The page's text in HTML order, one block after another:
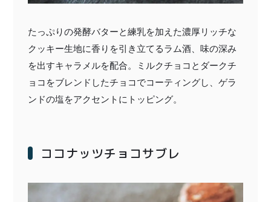
たっぷりの発酵バターと練乳を加えた濃厚リッチな
クッキー生地に香りを引き立てるラム酒、味の深み
を出すキャラメルを配合。ミルクチョコとダークチ
ョコをブレンドしたチョコでコーティングし、ゲラ
ンドの塩をアクセントにトッピング。
ココナッツチョコサブレ